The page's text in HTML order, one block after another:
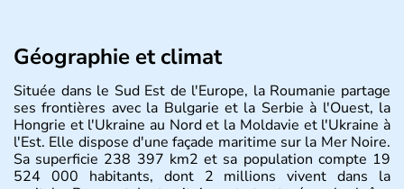
Géographie et climat
Située dans le Sud Est de l'Europe, la Roumanie partage
ses frontières avec la Bulgarie et la Serbie à l'Ouest, la
Hongrie et l'Ukraine au Nord et la Moldavie et l'Ukraine à
l'Est. Elle dispose d'une façade maritime sur la Mer Noire.
Sa superficie 238 397 km2 et sa population compte 19
524 000 habitants, dont 2 millions vivent dans la